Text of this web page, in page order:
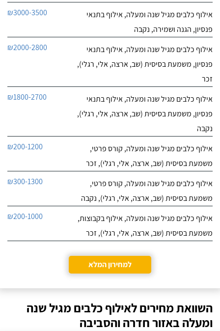
הלב, בכל הפעמים ששמתי
הייתי מאוד מרוצה, ליאור
הבעלים מצליח להעניק
לכלבים שהות נעימה בזמן
שהייתם בפנסיון, ניתן
בחום!
חייג עכשיו
אילוף כלבים מגיל שנה ומעלה, אילוף בתנאי
פנסיון, הגנה ושמירה, נקבה
₪3000-3500
אילוף כלבים מגיל שנה ומעלה, אילוף בתנאי
פנסיון, משמעת בסיסית (שב, ארצה, אלי, רגלי),
זכר
₪2000-2800
אילוף כלבים מגיל שנה ומעלה, אילוף בתנאי
פנסיון, משמעת בסיסית (שב, ארצה, אלי, רגלי),
נקבה
₪1800-2700
אילוף כלבים מגיל שנה ומעלה, קורס פרטי,
משמעת בסיסית (שב, ארצה, אלי, רגלי), זכר
₪200-1200
אילוף כלבים מגיל שנה ומעלה, קורס פרטי,
משמעת בסיסית (שב, ארצה, אלי, רגלי), נקבה
₪300-1300
אילוף כלבים מגיל שנה ומעלה, אילוף בקבוצות,
משמעת בסיסית (שב, ארצה, אלי, רגלי), זכר
₪200-1000
למחירון המלא
השוואת מחירים לאילוף כלבים מגיל שנה
ומעלה באזור חדרה והסביבה